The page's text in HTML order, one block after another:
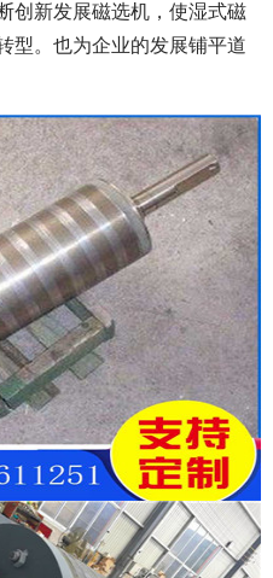
创新发展磁选机，使湿式磁
型。也为企业的发展铺平道